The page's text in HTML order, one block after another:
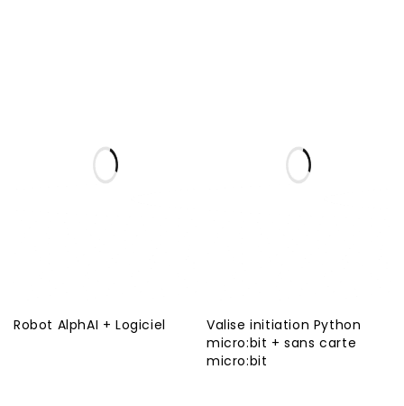
Robot AlphAI + Logiciel
Valise initiation Python
micro:bit + sans carte
micro:bit